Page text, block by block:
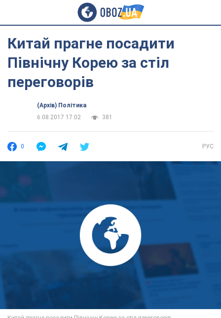
Китай прагне посадити
Північну Корею за стіл
переговорів
(Архів) Політика
6.08.2017 17:02
381
0 РУС